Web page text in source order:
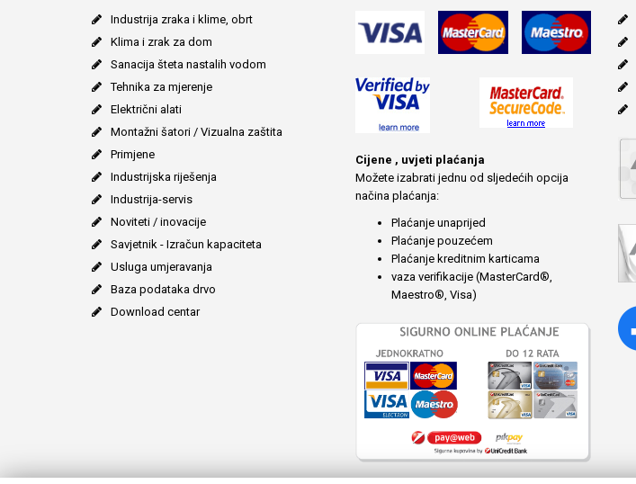
Industrija zraka i klime, obrt
Klima i zrak za dom
Sanacija šteta nastalih vodom
Tehnika za mjerenje
Električni alati
Montažni šatori / Vizualna zaštita
Primjene
Industrijska riješenja
Industrija-servis
Noviteti / inovacije
Savjetnik - Izračun kapaciteta
Usluga umjeravanja
Baza podataka drvo
Download centar
Cijene , uvjeti plaćanja
Možete izabrati jednu od sljedećih opcija
načina plaćanja:
Plaćanje unaprijed
Plaćanje pouzećem
Plaćanje kreditnim karticama
vaza verifikacije (MasterCard®,
Maestro®, Visa)